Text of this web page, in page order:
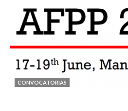
CONVOCATORIAS